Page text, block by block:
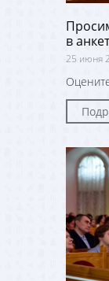
в
25 июня